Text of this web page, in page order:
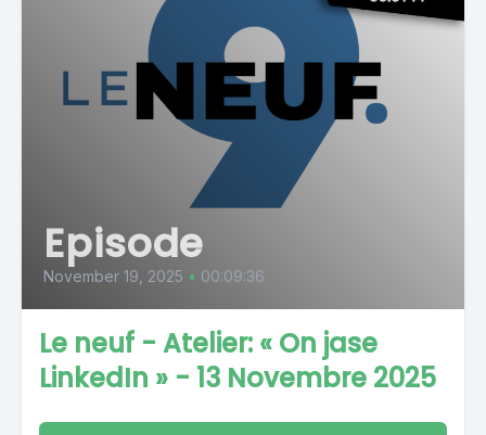
Episode
November 19, 2025 • 00:09:36
Le neuf - Atelier: « On jase
LinkedIn » - 13 Novembre 2025